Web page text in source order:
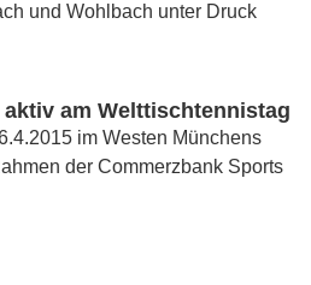
und Wohlbach unter Druck
aktiv am Welttischtennistag
im Westen Münchens
der Commerzbank Sports